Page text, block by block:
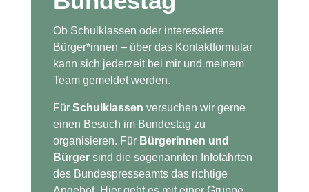
Ob Schulklassen oder interessierte
Bürger*innen – über das Kontaktformular
kann sich jederzeit bei mir und meinem
Team gemeldet werden.
Für Schulklassen versuchen wir gerne
einen Besuch im Bundestag zu
organisieren. Für Bürgerinnen und
Bürgersind die sogenannten Infofahrten
des Bundespresseamts das richtige